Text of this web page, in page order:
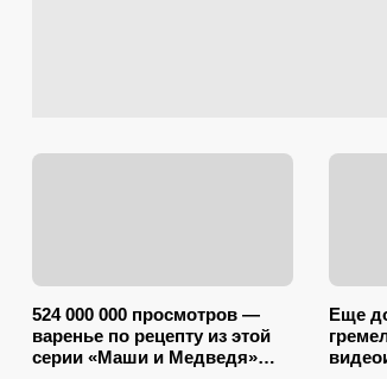
524 000 000 просмотров —
варенье по рецепту из этой
серии «Маши и Медведя»
Еще